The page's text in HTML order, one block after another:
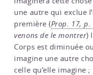
une autre qui exclue
première (Prop. 17, p.
venons de le montrer)
Corps est diminuée
imagine une autre
celle qu’elle imagine